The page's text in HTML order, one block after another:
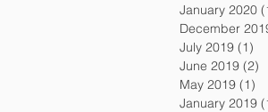
January 2020
December
July 2019 (1)
June 2019 (2)
May 2019 (1)
January 2019